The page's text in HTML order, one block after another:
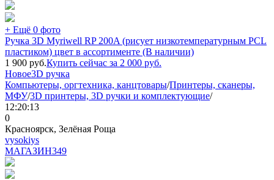
+ Ещё 0 фото
Ручка 3D Myriwell RP 200A (рисует низкотемпературным PCL
пластиком) цвет в ассортименте (В наличии)
1 900 руб.Купить сейчас за 2 000 руб.
Новое3D ручка
Компьютеры, оргтехника, канцтовары/Принтеры, сканеры,
МФУ/3D принтеры, 3D ручки и комплектующие/
12:20:13
0
Красноярск, Зелёная Роща
vysokiys
МАГАЗИН349